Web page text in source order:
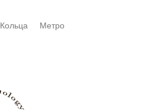
Кольца Метро